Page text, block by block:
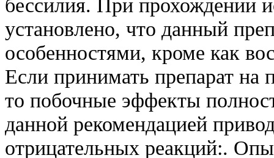
бессилия. При прохождении
установлено, что данный
особенностями, кроме как
Если принимать препарат на
то побочные эффекты
данной рекомендацией
отрицательных реакций:.